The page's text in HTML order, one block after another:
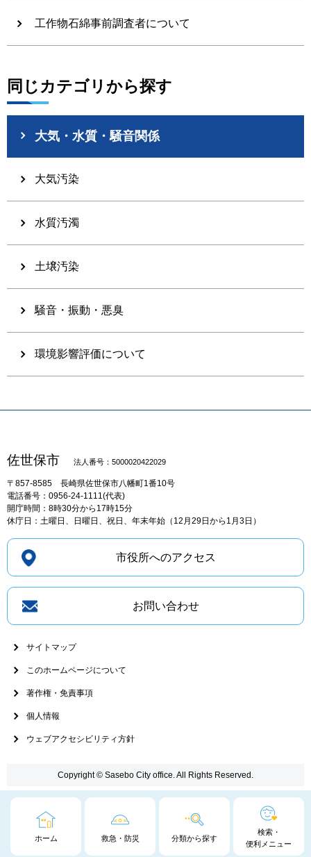
ホーム 救急・防災 分類から探す
検索・
便利メニュー
工作物石綿事前調査者について
同じカテゴリから探す
大気・水質・騒音関係
大気汚染
水質汚濁
土壌汚染
騒音・振動・悪臭
環境影響評価について
佐世保市 法人番号：5000020422029
〒857-8585 長崎県佐世保市八幡町1番10号
電話番号：0956-24-1111(代表)
開庁時間：8時30分から17時15分
休庁日：土曜日、日曜日、祝日、年末年始（12月29日から1月3日）
市役所へのアクセス
お問い合わせ
サイトマップ
このホームページについて
著作権・免責事項
個人情報
ウェブアクセシビリティ方針
Copyright © Sasebo City office. All Rights Reserved.